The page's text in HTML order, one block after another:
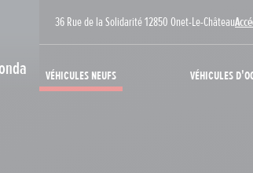
36 Rue de la Solidarité 12850 Onet-Le-Château
Véhicules neufs Véhicules